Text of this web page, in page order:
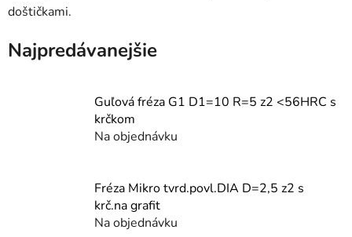
doštičkami.
Najpredávanejšie
Guľová fréza G1 D1=10 R=5 z2 <56HRC s
krčkom
Na objednávku
Fréza Mikro tvrd.povl.DIA D=2,5 z2 s
krč.na grafit
Na objednávku